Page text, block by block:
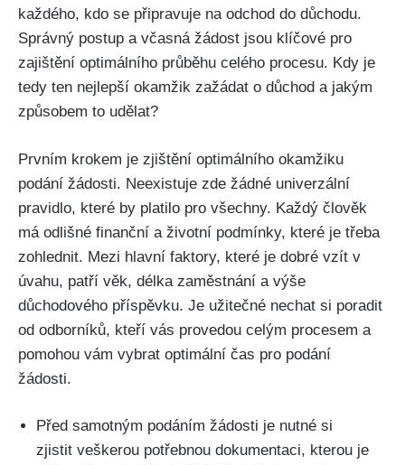
každého, kdo se připravuje na odchod do důchodu.
Správný postup a včasná žádost jsou klíčové pro
zajištění optimálního průběhu celého procesu. Kdy je
tedy ten nejlepší okamžik zažádat o důchod a jakým
způsobem to udělat?
Prvním krokem je zjištění optimálního okamžiku
podání žádosti. Neexistuje zde žádné univerzální
pravidlo, které by platilo pro všechny. Každý člověk
má odlišné finanční a životní podmínky, které je třeba
zohlednit. Mezi hlavní faktory, které je dobré vzít v
úvahu, patří věk, délka zaměstnání a výše
důchodového příspěvku. Je užitečné nechat si poradit
od odborníků, kteří vás provedou celým procesem a
pomohou vám vybrat optimální čas pro podání
žádosti.
Před samotným podáním žádosti je nutné si
zjistit veškerou potřebnou dokumentaci, kterou je